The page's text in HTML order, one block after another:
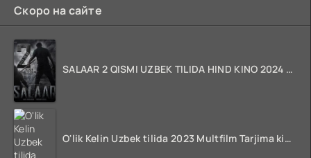
Скоро на сайте
SALAAR 2 QISMI UZBEK TILIDA HIND KINO 2024 TARJIMA 720p HD Skachat
O'lik Kelin Uzbek tilida 2023 Multfilm Tarjima kino skachat